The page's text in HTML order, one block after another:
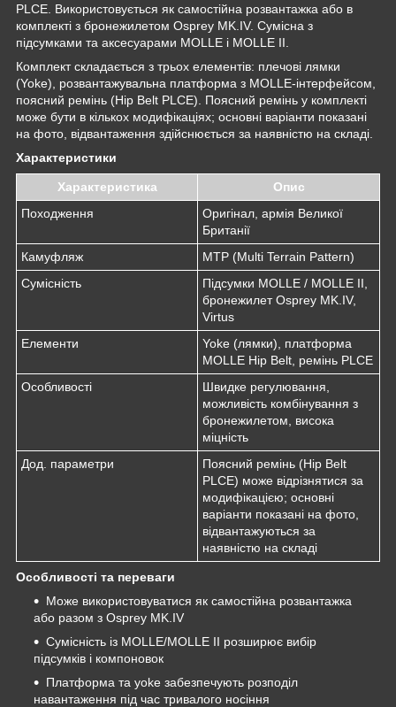
PLCE. Використовується як самостійна розвантажка або в
комплекті з бронежилетом Osprey MK.IV. Сумісна з
підсумками та аксесуарами MOLLE і MOLLE II.
Комплект складається з трьох елементів: плечові лямки
(Yoke), розвантажувальна платформа з MOLLE-інтерфейсом,
поясний ремінь (Hip Belt PLCE). Поясний ремінь у комплекті
може бути в кількох модифікаціях; основні варіанти показані
на фото, відвантаження здійснюється за наявністю на складі.
Характеристики
Характеристика
Опис
Походження
Оригінал, армія Великої
Британії
Камуфляж
MTP (Multi Terrain Pattern)
Сумісність
Підсумки MOLLE / MOLLE II,
бронежилет Osprey MK.IV,
Virtus
Елементи
Yoke (лямки), платформа
MOLLE Hip Belt, ремінь PLCE
Особливості
Швидке регулювання,
можливість комбінування з
бронежилетом, висока
міцність
Дод. параметри
Поясний ремінь (Hip Belt
PLCE) може відрізнятися за
модифікацією; основні
варіанти показані на фото,
відвантажуються за
наявністю на складі
Особливості та переваги
Може використовуватися як самостійна розвантажка
або разом з Osprey MK.IV
Сумісність із MOLLE/MOLLE II розширює вибір
підсумків і компоновок
Платформа та yoke забезпечують розподіл
навантаження під час тривалого носіння